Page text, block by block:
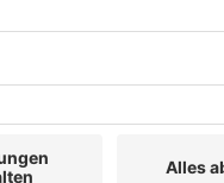
von
(bei